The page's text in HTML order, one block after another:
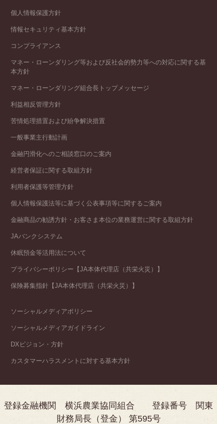
個人情報保護方針
情報セキュリティ基本方針
コンプライアンス
マネー・ローンダリング等および反社会的勢力等への対応に関する基
本方針
マネー・ローンダリング組合長トップメッセージ
利益相反管理方針
苦情処理措置および紛争解決措置
一般事業主行動計画
金融円滑化へのご相談窓口のご案内
経営者保証に関する取組方針
利用者保護等管理方針
個人情報保護法等に基づく公表事項等に関するご案内
金融商品の勧誘方針・お客さま本位の業務運営に関する取組方針
JAバンクシステム
休眠預金等活用法について
プライバシーポリシー【JA本体代理店（共栄火災）】
保険募集指針【JA本体代理店（共栄火災）】
ソーシャルメディアポリシー
ソーシャルメディアガイドライン
DXビジョン・方針
カスタマーハラスメントに対する基本方針
登録金融機関 横浜農業協同組合 登録番号 関東
財務局長（登金） 第595号